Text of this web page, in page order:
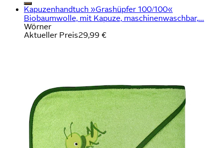
Kapuzenhandtuch »Grashüpfer 100/100«
Biobaumwolle, mit Kapuze, maschinenwaschbar,...
Wörner
Aktueller Preis29,99 €